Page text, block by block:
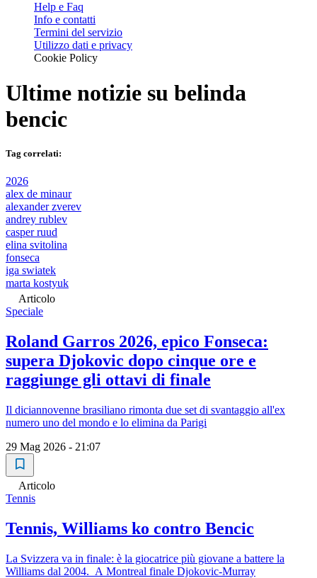
Help e Faq
Info e contatti
Termini del servizio
Utilizzo dati e privacy
Cookie Policy
Ultime notizie su belinda
bencic
Tag correlati:
2026
alex de minaur
alexander zverev
andrey rublev
casper ruud
elina svitolina
fonseca
iga swiatek
marta kostyuk
Articolo
Speciale
Roland Garros 2026, epico Fonseca:
supera Djokovic dopo cinque ore e
raggiunge gli ottavi di finale
Il diciannovenne brasiliano rimonta due set di svantaggio all'ex
numero uno del mondo e lo elimina da Parigi
29 Mag 2026 - 21:07
Articolo
Tennis
Tennis, Williams ko contro Bencic
La Svizzera va in finale: è la giocatrice più giovane a battere la
Williams dal 2004. A Montreal finale Djokovic-Murray